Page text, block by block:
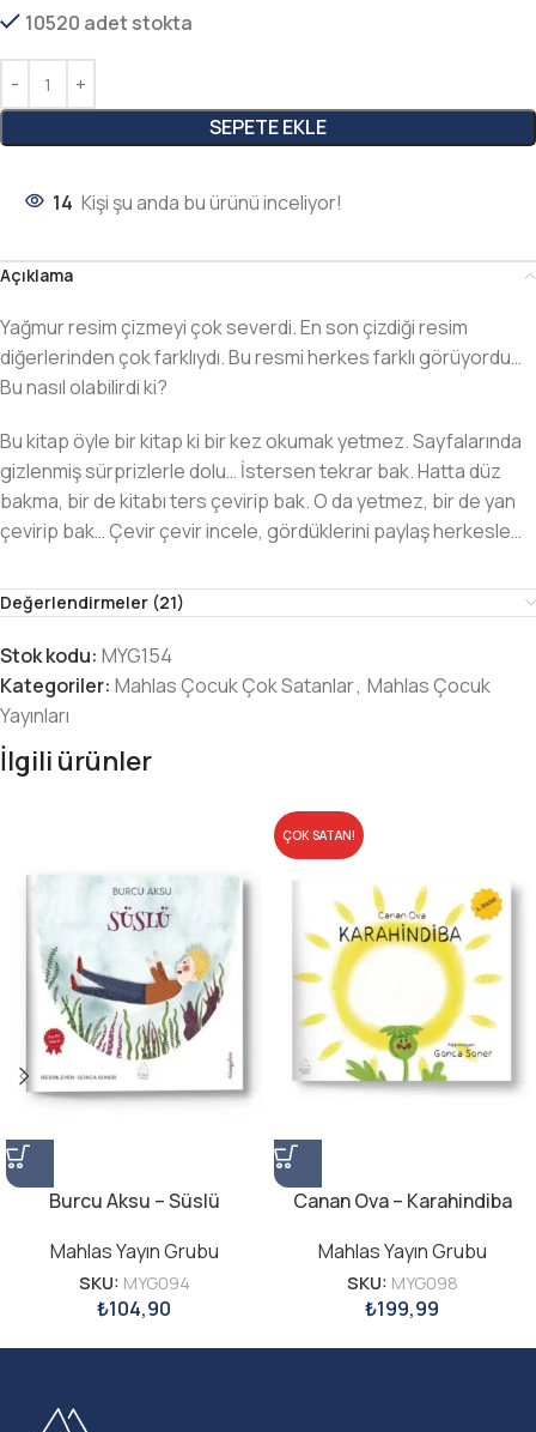
10520 adet stokta
SEPETE EKLE
14 Kişi şu anda bu ürünü inceliyor!
Açıklama
Yağmur resim çizmeyi çok severdi. En son çizdiği resim
diğerlerinden çok farklıydı. Bu resmi herkes farklı görüyordu…
Bu nasıl olabilirdi ki?
Bu kitap öyle bir kitap ki bir kez okumak yetmez. Sayfalarında
gizlenmiş sürprizlerle dolu… İstersen tekrar bak. Hatta düz
bakma, bir de kitabı ters çevirip bak. O da yetmez, bir de yan
çevirip bak… Çevir çevir incele, gördüklerini paylaş herkesle…
Değerlendirmeler (21)
Stok kodu: MYG154
Kategoriler: Mahlas Çocuk Çok Satanlar, Mahlas Çocuk
Yayınları
İlgili ürünler
Burcu Aksu – Süslü
Mahlas Yayın Grubu
SKU: MYG094
₺104,90
ÇOK SATAN!
Canan Ova – Karahindiba
Mahlas Yayın Grubu
SKU: MYG098
₺199,99